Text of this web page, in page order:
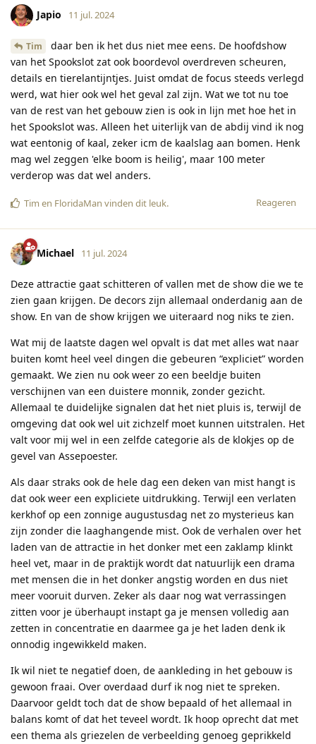
Japio 11 jul. 2024
Tim
daar ben ik het dus niet mee eens. De hoofdshow
van het Spookslot zat ook boordevol overdreven scheuren,
details en tierelantijntjes. Juist omdat de focus steeds verlegd
werd, wat hier ook wel het geval zal zijn. Wat we tot nu toe
van de rest van het gebouw zien is ook in lijn met hoe het in
het Spookslot was. Alleen het uiterlijk van de abdij vind ik nog
wat eentonig of kaal, zeker icm de kaalslag aan bomen. Henk
mag wel zeggen 'elke boom is heilig', maar 100 meter
verderop was dat wel anders.
Reageren
Tim en FloridaMan vinden dit leuk.
Michael 11 jul. 2024
Deze attractie gaat schitteren of vallen met de show die we te
zien gaan krijgen. De decors zijn allemaal onderdanig aan de
show. En van de show krijgen we uiteraard nog niks te zien.
Wat mij de laatste dagen wel opvalt is dat met alles wat naar
buiten komt heel veel dingen die gebeuren “expliciet” worden
gemaakt. We zien nu ook weer zo een beeldje buiten
verschijnen van een duistere monnik, zonder gezicht.
Allemaal te duidelijke signalen dat het niet pluis is, terwijl de
omgeving dat ook wel uit zichzelf moet kunnen uitstralen. Het
valt voor mij wel in een zelfde categorie als de klokjes op de
gevel van Assepoester.
Als daar straks ook de hele dag een deken van mist hangt is
dat ook weer een expliciete uitdrukking. Terwijl een verlaten
kerkhof op een zonnige augustusdag net zo mysterieus kan
zijn zonder die laaghangende mist. Ook de verhalen over het
laden van de attractie in het donker met een zaklamp klinkt
heel vet, maar in de praktijk wordt dat natuurlijk een drama
met mensen die in het donker angstig worden en dus niet
meer vooruit durven. Zeker als daar nog wat verrassingen
zitten voor je überhaupt instapt ga je mensen volledig aan
zetten in concentratie en daarmee ga je het laden denk ik
onnodig ingewikkeld maken.
Ik wil niet te negatief doen, de aankleding in het gebouw is
gewoon fraai. Over overdaad durf ik nog niet te spreken.
Daarvoor geldt toch dat de show bepaald of het allemaal in
balans komt of dat het teveel wordt. Ik hoop oprecht dat met
een thema als griezelen de verbeelding genoeg geprikkeld